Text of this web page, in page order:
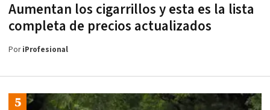
Aumentan los cigarrillos y esta es la lista
completa de precios actualizados
PoriProfesional